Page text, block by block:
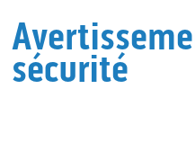
sécurité